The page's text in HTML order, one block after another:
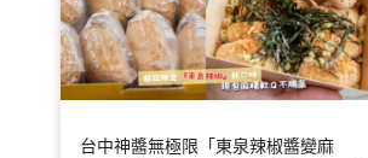
台中神醬無極限「東泉辣椒醬變麻